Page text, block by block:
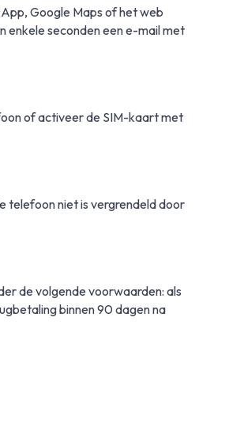
Google Maps of het web
enkele seconden een e-mail met
of activeer de SIM-kaart met
telefoon niet is vergrendeld door
de volgende voorwaarden: als
binnen 90 dagen na